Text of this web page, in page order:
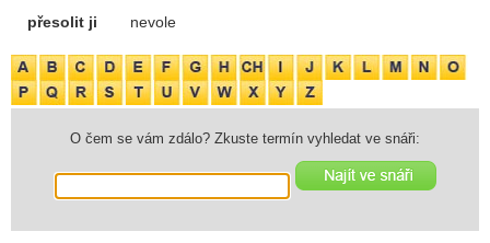
přesolit ji
nevole
O čem se vám zdálo? Zkuste termín vyhledat ve snáři: